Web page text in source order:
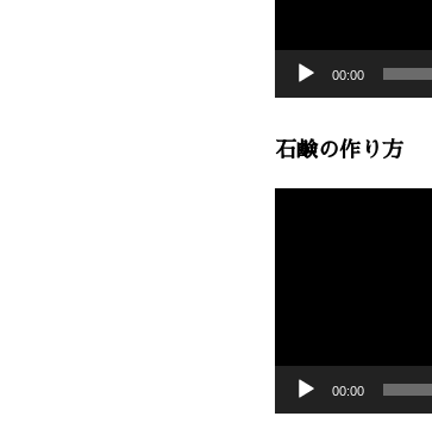
00:00
石鹸の作り方
00:00